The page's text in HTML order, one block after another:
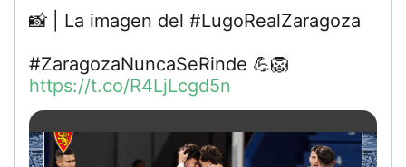
📸 | La imagen del #LugoRealZaragoza
#ZaragozaNuncaSeRinde 💪🦁
https://t.co/R4LjLcgd5n